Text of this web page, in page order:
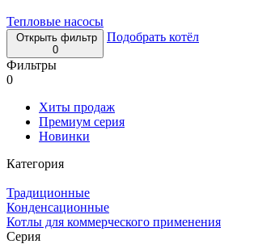
Тепловые насосы
Открыть фильтр
0
Подобрать котёл
Фильтры
0
Хиты продаж
Премиум серия
Новинки
Категория
Традиционные
Конденсационные
Котлы для коммерческого применения
Серия